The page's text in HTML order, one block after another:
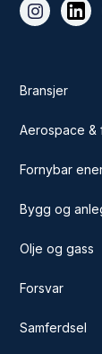
Bransjer
Aerospace &
Fornybar
Bygg og
Olje og gass
Forsvar
Samferdsel